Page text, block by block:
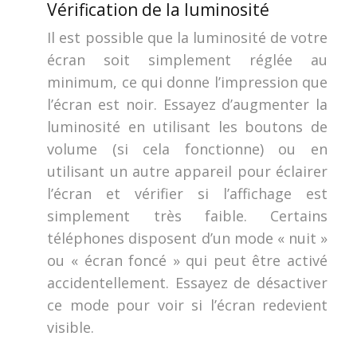
Vérification de la luminosité
Il est possible que la luminosité de votre
écran soit simplement réglée au
minimum, ce qui donne l’impression que
l’écran est noir. Essayez d’augmenter la
luminosité en utilisant les boutons de
volume (si cela fonctionne) ou en
utilisant un autre appareil pour éclairer
l’écran et vérifier si l’affichage est
simplement très faible. Certains
téléphones disposent d’un mode « nuit »
ou « écran foncé » qui peut être activé
accidentellement. Essayez de désactiver
ce mode pour voir si l’écran redevient
visible.